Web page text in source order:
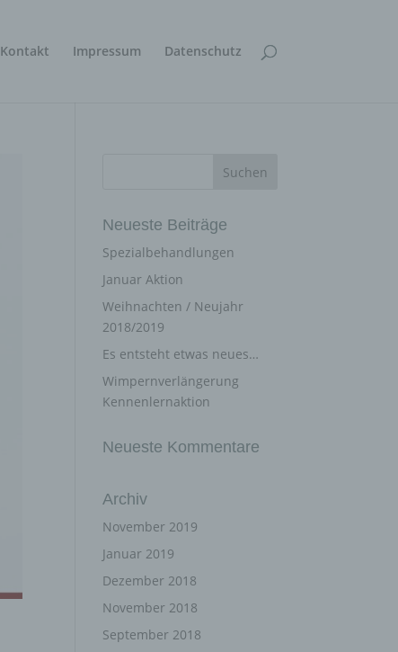
Kontakt Impressum Datenschutz
Neueste Beiträge
Spezialbehandlungen
Januar Aktion
Weihnachten / Neujahr
2018/2019
Es entsteht etwas neues…
Wimpernverlängerung
Kennenlernaktion
Neueste Kommentare
Archiv
November 2019
Januar 2019
Dezember 2018
November 2018
September 2018